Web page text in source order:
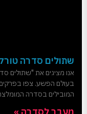
שתולים סדרה
אנו מציגים את "שתולים
בעולם הפשע. צפו בפרקים
המובילים בסדרה